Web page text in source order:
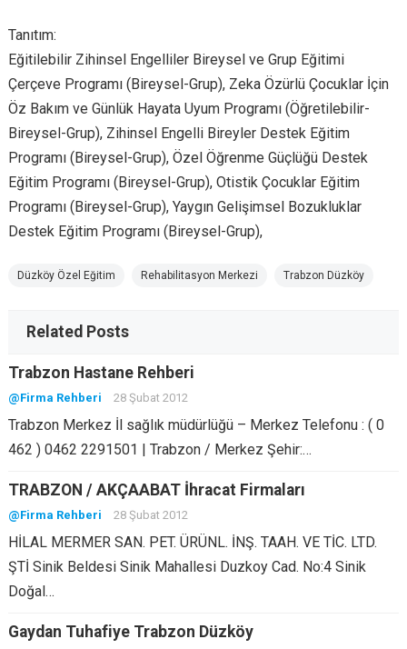
Tanıtım:
Eğitilebilir Zihinsel Engelliler Bireysel ve Grup Eğitimi
Çerçeve Programı (Bireysel-Grup), Zeka Özürlü Çocuklar İçin
Öz Bakım ve Günlük Hayata Uyum Programı (Öğretilebilir-
Bireysel-Grup), Zihinsel Engelli Bireyler Destek Eğitim
Programı (Bireysel-Grup), Özel Öğrenme Güçlüğü Destek
Eğitim Programı (Bireysel-Grup), Otistik Çocuklar Eğitim
Programı (Bireysel-Grup), Yaygın Gelişimsel Bozukluklar
Destek Eğitim Programı (Bireysel-Grup),
Düzköy Özel Eğitim Rehabilitasyon Merkezi Trabzon Düzköy
Related Posts
Trabzon Hastane Rehberi
@Firma Rehberi 28 Şubat 2012
Trabzon Merkez İl sağlık müdürlüğü – Merkez Telefonu : ( 0
462 ) 0462 2291501 | Trabzon / Merkez Şehir:…
TRABZON / AKÇAABAT İhracat Firmaları
@Firma Rehberi 28 Şubat 2012
HİLAL MERMER SAN. PET. ÜRÜNL. İNŞ. TAAH. VE TİC. LTD.
ŞTİ Sinik Beldesi Sinik Mahallesi Duzkoy Cad. No:4 Sinik
Doğal…
Gaydan Tuhafiye Trabzon Düzköy